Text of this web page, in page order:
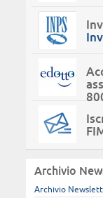
Archivio
Archivio